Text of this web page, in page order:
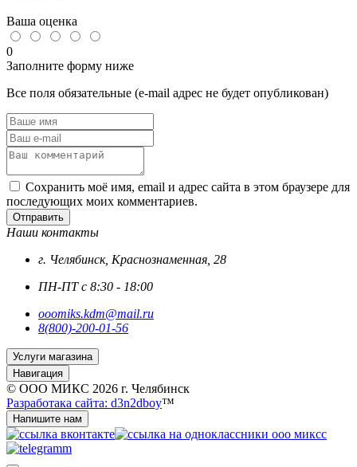
Ваша оценка
0
Заполните форму ниже
Все поля обязательные (e-mail адрес не будет опубликован)
Сохранить моё имя, email и адрес сайта в этом браузере для
последующих моих комментариев.
Отправить
Наши контакты
г. Челябинск, Краснознаменная, 28
ПН-ПТ с 8:30 - 18:00
ooomiks.kdm@mail.ru
8(800)-200-01-56
Услуги магазина
Навигация
© ООО МИКС 2026 г. Челябинск
Разработака сайта: d3n2dboy™
Напишите нам